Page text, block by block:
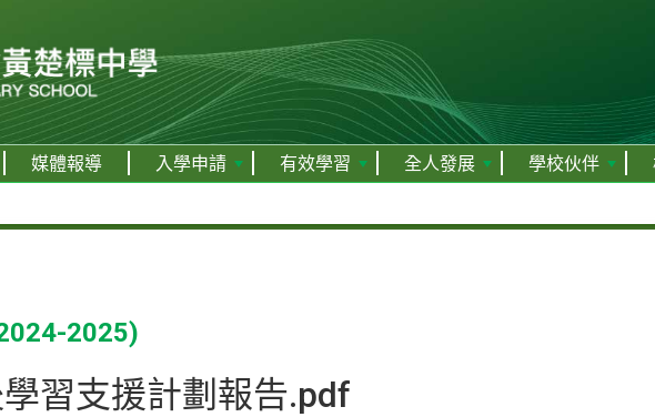
媒體報導 入學申請 有效學習 全人發展 學校伙伴
2025)
習支援計劃報告.pdf